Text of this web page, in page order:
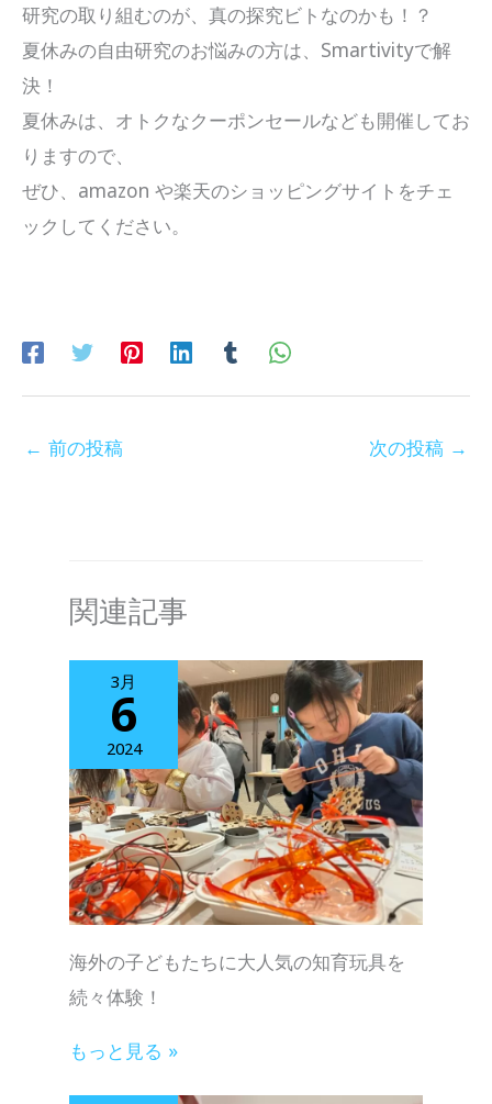
研究の取り組むのが、真の探究ビトなのかも！？
夏休みの自由研究のお悩みの方は、Smartivityで解
決！
夏休みは、オトクなクーポンセールなども開催してお
りますので、
ぜひ、amazon や楽天のショッピングサイトをチェ
ックしてください。
← 前の投稿 次の投稿 →
関連記事
3月
6
2024
海外の子どもたちに大人気の知育玩具を
続々体験！
もっと見る »